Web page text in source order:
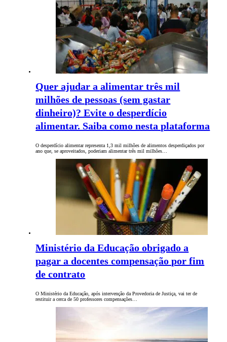
Quer ajudar a alimentar três mil
milhões de pessoas (sem gastar
dinheiro)? Evite o desperdício
alimentar. Saiba como nesta plataforma
O desperdício alimentar representa 1,3 mil milhões de alimentos desperdiçados por
ano que, se aproveitados, poderiam alimentar três mil milhões…
Ministério da Educação obrigado a
pagar a docentes compensação por fim
de contrato
O Ministério da Educação, após intervenção da Provedoria de Justiça, vai ter de
restituir a cerca de 50 professores compensações…